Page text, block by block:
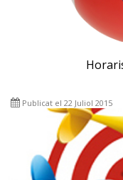
Publicat el 22 Juliol 2015